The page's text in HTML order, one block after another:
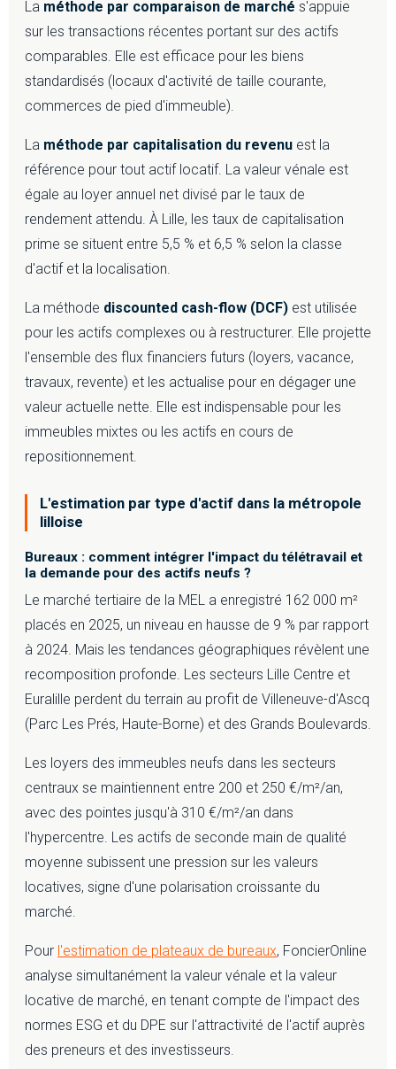
La méthode par comparaison de marché s'appuie
sur les transactions récentes portant sur des actifs
comparables. Elle est efficace pour les biens
standardisés (locaux d'activité de taille courante,
commerces de pied d'immeuble).
La méthode par capitalisation du revenu est la
référence pour tout actif locatif. La valeur vénale est
égale au loyer annuel net divisé par le taux de
rendement attendu. À Lille, les taux de capitalisation
prime se situent entre 5,5 % et 6,5 % selon la classe
d'actif et la localisation.
La méthode discounted cash-flow (DCF) est utilisée
pour les actifs complexes ou à restructurer. Elle projette
l'ensemble des flux financiers futurs (loyers, vacance,
travaux, revente) et les actualise pour en dégager une
valeur actuelle nette. Elle est indispensable pour les
immeubles mixtes ou les actifs en cours de
repositionnement.
L'estimation par type d'actif dans la métropole
lilloise
Bureaux : comment intégrer l'impact du télétravail et
la demande pour des actifs neufs ?
Le marché tertiaire de la MEL a enregistré 162 000 m²
placés en 2025, un niveau en hausse de 9 % par rapport
à 2024. Mais les tendances géographiques révèlent une
recomposition profonde. Les secteurs Lille Centre et
Euralille perdent du terrain au profit de Villeneuve-d'Ascq
(Parc Les Prés, Haute-Borne) et des Grands Boulevards.
Les loyers des immeubles neufs dans les secteurs
centraux se maintiennent entre 200 et 250 €/m²/an,
avec des pointes jusqu'à 310 €/m²/an dans
l'hypercentre. Les actifs de seconde main de qualité
moyenne subissent une pression sur les valeurs
locatives, signe d'une polarisation croissante du
marché.
Pour l'estimation de plateaux de bureaux, FoncierOnline
analyse simultanément la valeur vénale et la valeur
locative de marché, en tenant compte de l'impact des
normes ESG et du DPE sur l'attractivité de l'actif auprès
des preneurs et des investisseurs.